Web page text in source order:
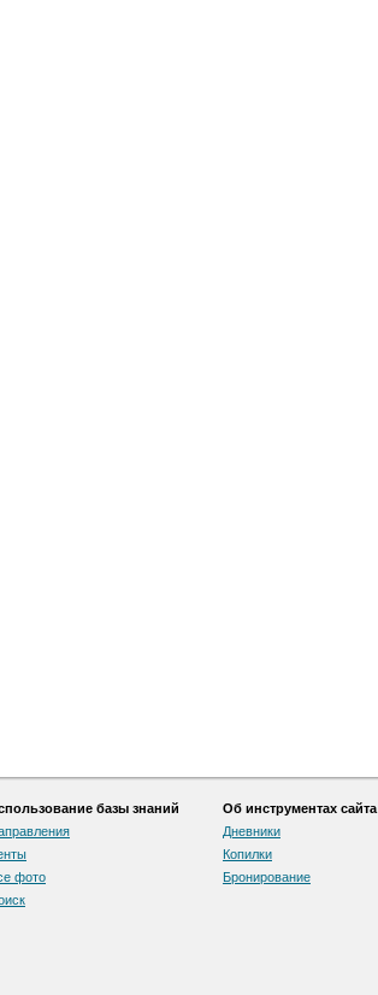
базы знаний
фото
Об инструментах сайта
Дневники
Копилки
Бронирование